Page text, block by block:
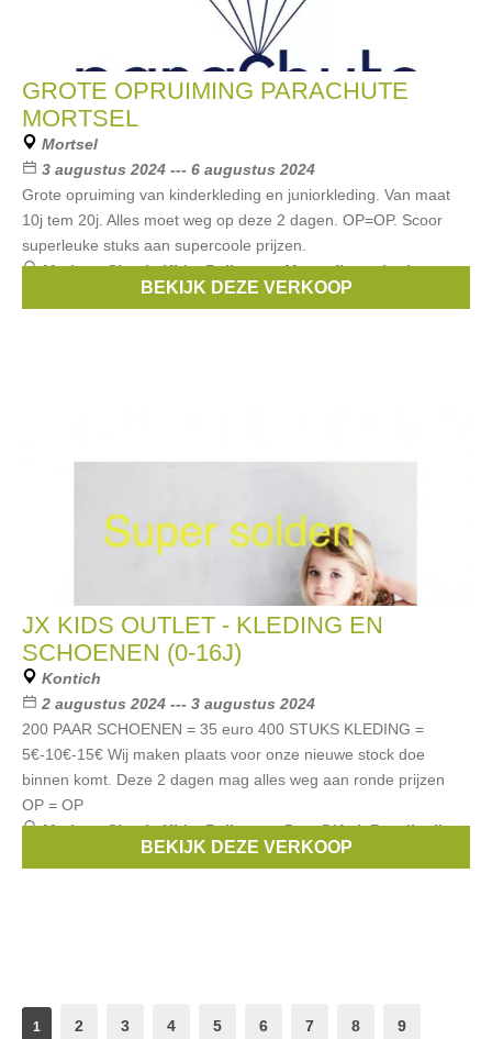
GROTE OPRUIMING PARACHUTE
MORTSEL
Mortsel
3 augustus 2024 --- 6 augustus 2024
Grote opruiming van kinderkleding en juniorkleding. Van maat
10j tem 20j. Alles moet weg op deze 2 dagen. OP=OP. Scoor
superleuke stuks aan supercoole prijzen.
Merken:Simple Kids,Bellerose,Maan,finger in the nose,
, ...
BEKIJK DEZE VERKOOP
JX KIDS OUTLET - KLEDING EN
SCHOENEN (0-16J)
Kontich
2 augustus 2024 --- 3 augustus 2024
200 PAAR SCHOENEN = 35 euro 400 STUKS KLEDING =
5€-10€-15€ Wij maken plaats voor onze nieuwe stock doe
binnen komt. Deze 2 dagen mag alles weg aan ronde prijzen
OP = OP
Merken:Simple Kids,Bellerose,Pom D'Api,Rondinella,
BEKIJK DEZE VERKOOP
1 2 3 4 5 6 7 8 9